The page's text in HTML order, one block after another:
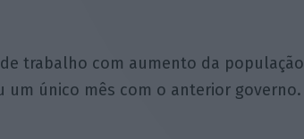
trabalho com aumento da população
um único mês com o anterior governo.